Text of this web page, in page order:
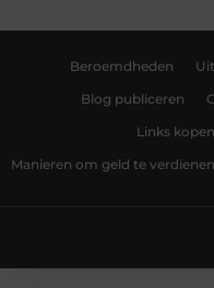
Beroemdheden
Blog publiceren
Links
Manieren om geld te